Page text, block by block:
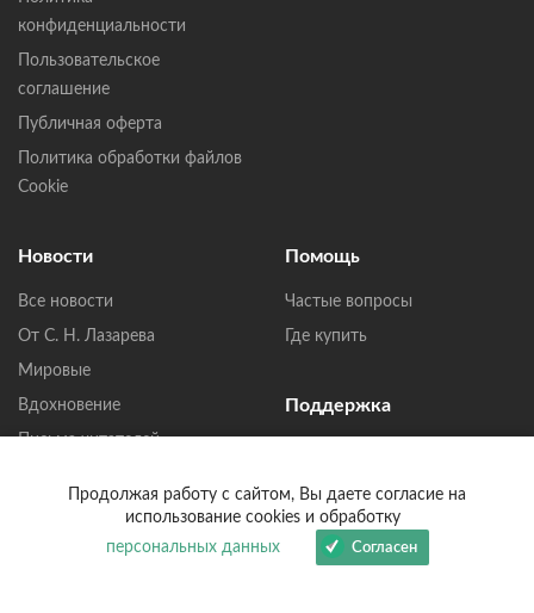
конфиденциальности
Пользовательское
соглашение
Публичная оферта
Политика обработки файлов
Cookie
Новости
Все новости
От С. Н. Лазарева
Мировые
Вдохновение
Письма читателей
Помощь
Частые вопросы
Где купить
Поддержка
Написать в MAX
Написать в ВКонтакте
Продолжая работу с сайтом, Вы даете согласие на
использование cookies и обработку
персональных данных
Согласен